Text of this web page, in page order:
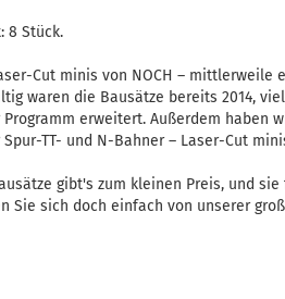
8 Stück.
Cut minis von NOCH – mittlerweile
waren die Bausätze bereits 2014,
Programm erweitert. Außerdem haben
TT- und N-Bahner – Laser-Cut
gibt's zum kleinen Preis, und
Sie sich doch einfach von unserer